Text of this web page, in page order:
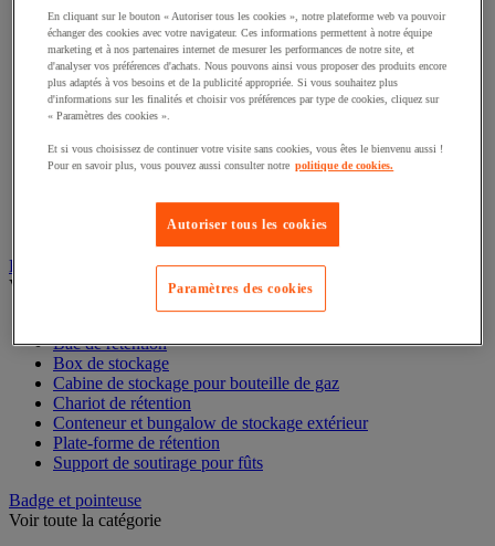
Accessoires pour armoire de sécurité et de stockage
Armoire bouteilles de gaz
Armoire de sûreté
Armoire multirisque
Armoire pour batteries lithium-ion
Armoire pour produits inflammables
Armoire pour produits phytosanitaires
Caissons de ventilation et filtres
Récipient de sécurité
Bac de rétention et matériel de rétention
Voir toute la catégorie
Bac de rétention
Box de stockage
Cabine de stockage pour bouteille de gaz
Chariot de rétention
Conteneur et bungalow de stockage extérieur
Plate-forme de rétention
Support de soutirage pour fûts
Badge et pointeuse
Voir toute la catégorie
En cliquant sur le bouton « Autoriser tous les cookies », notre plateforme web va pouvoir
échanger des cookies avec votre navigateur. Ces informations permettent à notre équipe
marketing et à nos partenaires internet de mesurer les performances de notre site, et
d'analyser vos préférences d'achats. Nous pouvons ainsi vous proposer des produits encore
plus adaptés à vos besoins et de la publicité appropriée. Si vous souhaitez plus
d'informations sur les finalités et choisir vos préférences par type de cookies, cliquez sur
« Paramètres des cookies ».
Et si vous choisissez de continuer votre visite sans cookies, vous êtes le bienvenu aussi !
Pour en savoir plus, vous pouvez aussi consulter notre politique de cookies.
Autoriser tous les cookies
Paramètres des cookies